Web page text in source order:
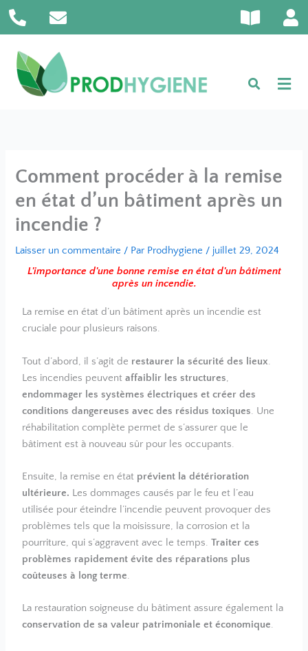
Aller
h
n
e
-
E
n
e
o
B
o
-
o
U
s
Comment procéder à la remise
en état d’un bâtiment après un
incendie ?
Laisser un commentaire / Par Prodhygiene/ juillet 29, 2024
L'importance d'une bonne remise en état d'un bâtiment
après un incendie.
La remise en état d’un bâtiment après un incendie est
cruciale pour plusieurs raisons.
Tout d’abord, il s’agit de restaurer la sécurité des lieux.
Les incendies peuventaffaiblir les structures,
endommager les systèmes électriques et créer des
conditions dangereuses avec des résidus toxiques. Une
réhabilitation complète permet de s’assurer que le
bâtiment est à nouveau sûr pour les occupants.
Ensuite, la remise en état prévient la détérioration
ultérieure. Les dommages causés par le feu et l’eau
utilisée pour éteindre l’incendie peuvent provoquer des
problèmes tels que la moisissure, la corrosion et la
pourriture, qui s’aggravent avec le temps.Traiter ces
problèmes rapidement évite des réparations plus
coûteuses à long terme.
La restauration soigneuse du bâtiment assure également la
conservation de sa valeur patrimoniale et économique.